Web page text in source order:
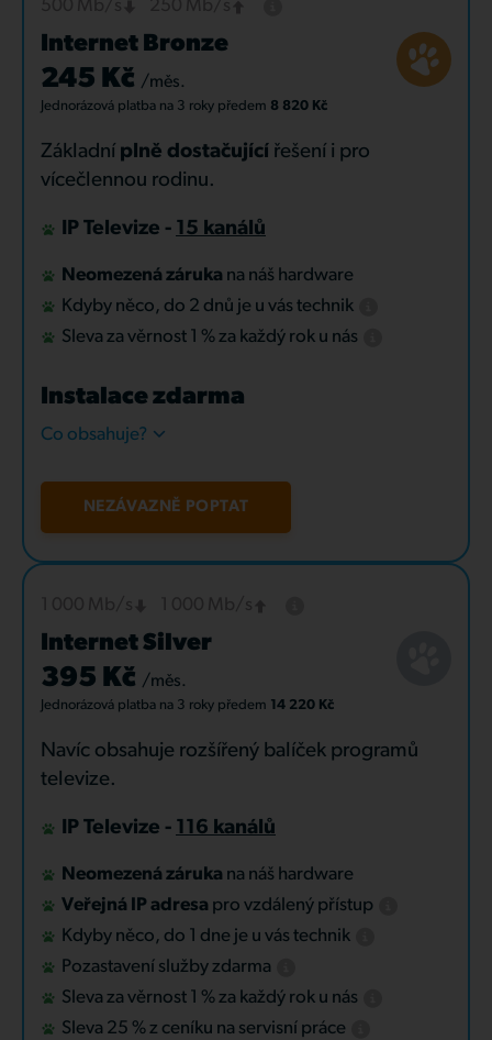
Internet Bronze
245 Kč /měs.
Jednorázová platba na 3 roky předem 8 820 Kč
Základní plně dostačující řešení i pro
vícečlennou rodinu.
IP Televize - 15 kanálů
Neomezená záruka na náš hardware
Kdyby něco, do 2 dnů je u vás technik
Sleva za věrnost 1 % za každý rok u nás
Instalace zdarma
Co obsahuje?
NEZÁVAZNĚ POPTAT
Internet Silver
395 Kč /měs.
Jednorázová platba na 3 roky předem 14 220 Kč
Navíc obsahuje rozšířený balíček programů
televize.
IP Televize - 116 kanálů
Neomezená záruka na náš hardware
Veřejná IP adresa pro vzdálený přístup
Kdyby něco, do 1 dne je u vás technik
Pozastavení služby zdarma
Sleva za věrnost 1 % za každý rok u nás
Sleva 25 % z ceníku na servisní práce